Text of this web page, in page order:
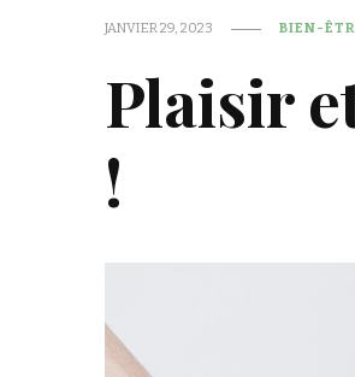
JANVIER 29, 2023 BIEN-
Plaisir
!